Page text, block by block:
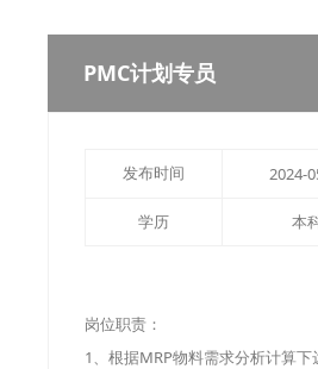
PMC计划专员
发布时间 2024-
学历 本
岗位职责：
1、根据MRP物料需求分析计算下